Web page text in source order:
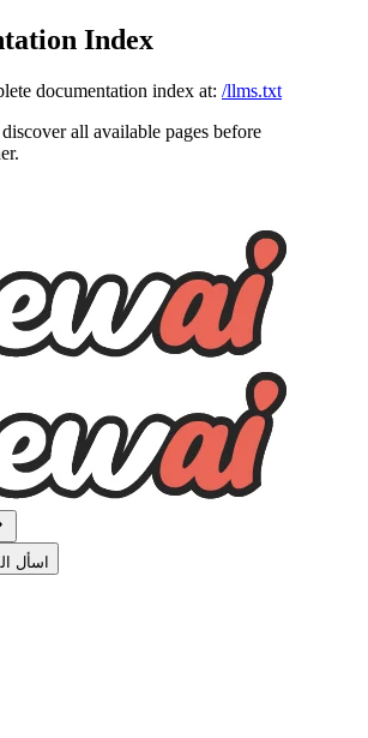
Index
documentation index at: /llms.txt
all available pages before
اسأل